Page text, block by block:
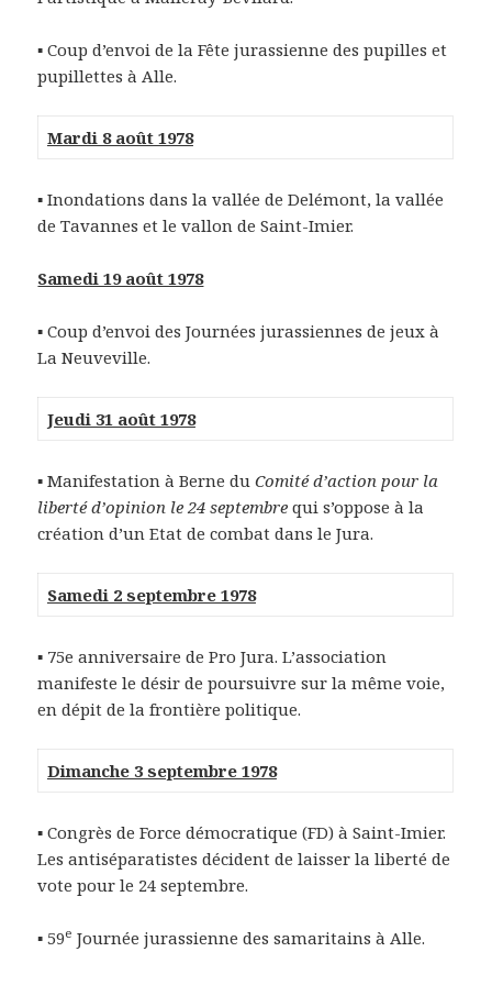
▪ Coup d’envoi de la Fête jurassienne des pupilles et
pupillettes à Alle.
Mardi 8 août 1978
▪ Inondations dans la vallée de Delémont, la vallée
de Tavannes et le vallon de Saint-Imier.
Samedi 19 août 1978
▪ Coup d’envoi des Journées jurassiennes de jeux à
La Neuveville.
Jeudi 31 août 1978
▪ Manifestation à Berne duComité d’action pour la
liberté d’opinion le 24 septembre qui s’oppose à la
création d’un Etat de combat dans le Jura.
Samedi 2 septembre 1978
▪ 75e anniversaire de Pro Jura. L’association
manifeste le désir de poursuivre sur la même voie,
en dépit de la frontière politique.
Dimanche 3 septembre 1978
▪ Congrès de Force démocratique (FD) à Saint-Imier.
Les antiséparatistes décident de laisser la liberté de
vote pour le 24 septembre.
▪ 59e Journée jurassienne des samaritains à Alle.